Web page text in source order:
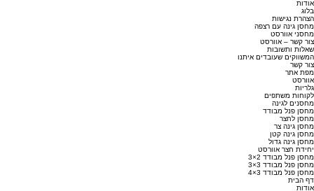
אודות
בלוג
הצהרת נגישות
מחסן גינה עם רצפה
מחסני אוורסט
צור קשר – אוורסט
שאלות ותשובות
המשווקים שעובדים איתנו
צור קשר
מפת אתר
אוורסט
גלריות
לקוחות משתפים
מחסנים לגינה
מחסן פנל מבודד
מחסן לחצר
מחסן גינה צר
מחסן גינה קטן
מחסן גינה גדול
יחידת חצר אוורסט
מחסן פנל מבודד 2×3
מחסן פנל מבודד 3×3
מחסן פנל מבודד 3×4
דף הבית
אודות